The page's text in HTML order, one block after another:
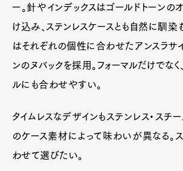
ー。針やインデックスはゴールドトーンの
け込み、ステンレスケースとも自然に馴染
はそれぞれの個性に合わせたアンスラサイ
ンのヌバックを採用。フォーマルだけでなく
ルにも合わせやすい。
タイムレスなデザインもステンレス・スチ
のケース素材によって味わいが異なる。
わせて選びたい。